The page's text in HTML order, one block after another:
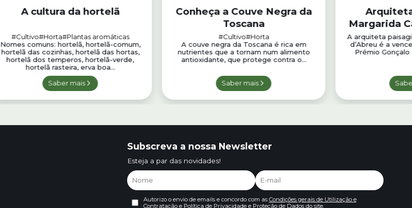
A cultura da hortelã
#Cultivo#Horta#Plantas aromáticas
Nomes comuns: hortelã, hortelã-comum,
hortelã das cozinhas, hortelã das hortas,
hortelã dos temperos, hortelã-verde,
hortelã rasteira, erva boa...
Saber mais
Conheça a Couve Negra da
Toscana
#Cultivo#Horta
A couve negra da Toscana é rica em
nutrientes que a tornam num alimento
antioxidante, que protege contra o...
Saber mais
Margarida
Gonçalo
A arquiteta
d’Abreu é a
Prémio Gonçalo
Subscreva a nossa Newsletter
Esteja a par das novidades!
Autorizo o envio de emails e concordo com as Condições gerais de Utilização e
Contrataçãoe Política de Privacidade e Proteção de Dadosdo site.